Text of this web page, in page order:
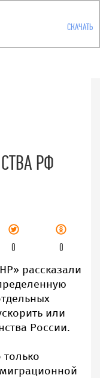
СКАЧАТЬ
РФ
0 0
рассказали
или
России.